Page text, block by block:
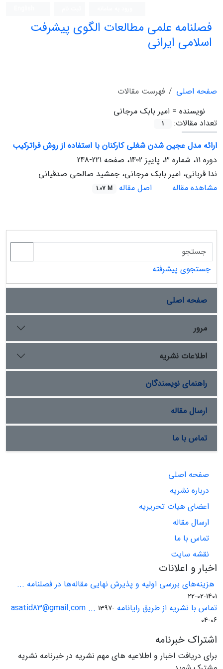
فصلنامه علمی مطالعات الگوی پیشرفت
اسلامی ایرانی
صفحه اصلی
فهرست مقالات
نویسنده = امیر بابک مرجانی
تعداد مقالات:
1
ارائه مدل عجین شدن شغلی کارکنان با استفاده از روش فراترکیب
دوره 11، شماره 3، پاییز 1402، صفحه
221-248
ندا قربانی، امیر بابک مرجانی، جمشید صالحی صدقیانی
مشاهده مقاله
اصل مقاله 1.07 M
جستجوی پیشرفته
صفحه اصلی
مرور
اطلاعات نشریه
راهنمای نویسندگان
ارسال مقاله
تماس با ما
صفحه اصلی
درباره نشریه
اعضای هیات تحریریه
ارسال مقاله
تماس با ما
نقشه سایت
اخبار و اعلانات
هزینه‌های بررسی اولیه و پذیرش نهایی مقاله‌ها در فصلنامه ...
1401-02-22
تماس با نشریه از طریق رایانامه asatid83@gmail.com ... 1397-
04-06
اشتراک خبرنامه
برای دریافت اخبار و اطلاعیه های مهم نشریه در خبرنامه نشریه